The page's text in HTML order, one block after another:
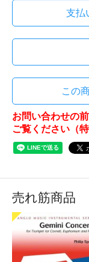
支払
この
お問い合わせの
ご覧ください（
売れ筋商品